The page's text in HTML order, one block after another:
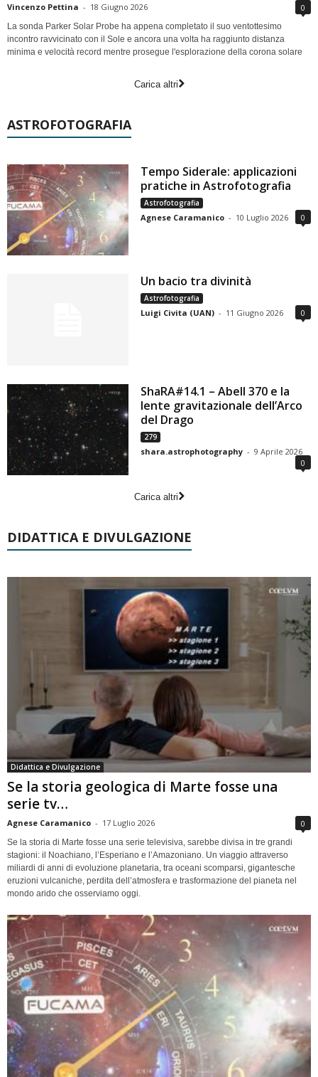
Vincenzo Pettina - 18 Giugno 2026 0
La sonda Parker Solar Probe ha appena completato il suo ventottesimo
incontro ravvicinato con il Sole e ancora una volta ha raggiunto distanza
minima e velocità record mentre prosegue l'esplorazione della corona solare
Carica altri
ASTROFOTOGRAFIA
Tempo Siderale: applicazioni
pratiche in Astrofotografia
Astrofotografia
Agnese Caramanico - 10 Luglio 2026 0
Un bacio tra divinità
Astrofotografia
Luigi Civita (UAN) - 11 Giugno 2026 0
ShaRA#14.1 – Abell 370 e la
lente gravitazionale dell’Arco
del Drago
279
shara.astrophotography - 9 Aprile 2026
0
Carica altri
DIDATTICA E DIVULGAZIONE
Didattica e Divulgazione
Se la storia geologica di Marte fosse una
serie tv…
Agnese Caramanico - 17 Luglio 2026 0
Se la storia di Marte fosse una serie televisiva, sarebbe divisa in tre grandi
stagioni: il Noachiano, l’Esperiano e l’Amazoniano. Un viaggio attraverso
miliardi di anni di evoluzione planetaria, tra oceani scomparsi, gigantesche
eruzioni vulcaniche, perdita dell’atmosfera e trasformazione del pianeta nel
mondo arido che osserviamo oggi.